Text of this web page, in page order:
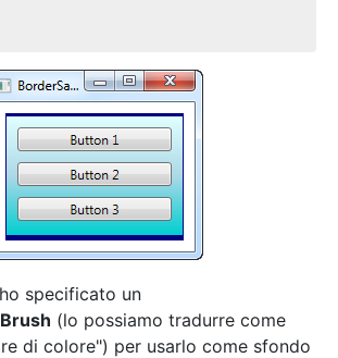
specificato un
(lo possiamo tradurre come
di colore") per usarlo come sfondo